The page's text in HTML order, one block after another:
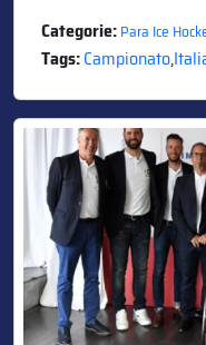
Categorie:Para Ice
Tags:Campionato,